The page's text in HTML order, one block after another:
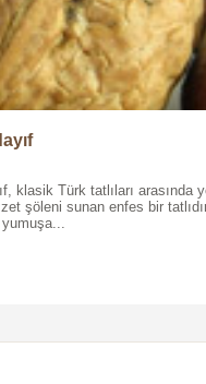
klasik Türk tatlıları arasında
şöleni sunan enfes bir
yumuşa...